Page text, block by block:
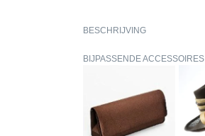
BESCHRIJVING
BIJPASSENDE ACCESSOIRES